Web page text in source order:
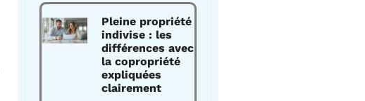
Pleine propriété
indivise : les
différences avec
la copropriété
expliquées
clairement